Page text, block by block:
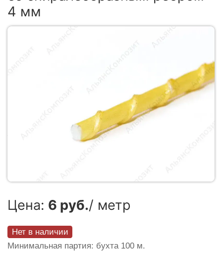
4 мм
Цена: 6 руб./ метр
Нет в наличии
Минимальная партия: бухта 100 м.